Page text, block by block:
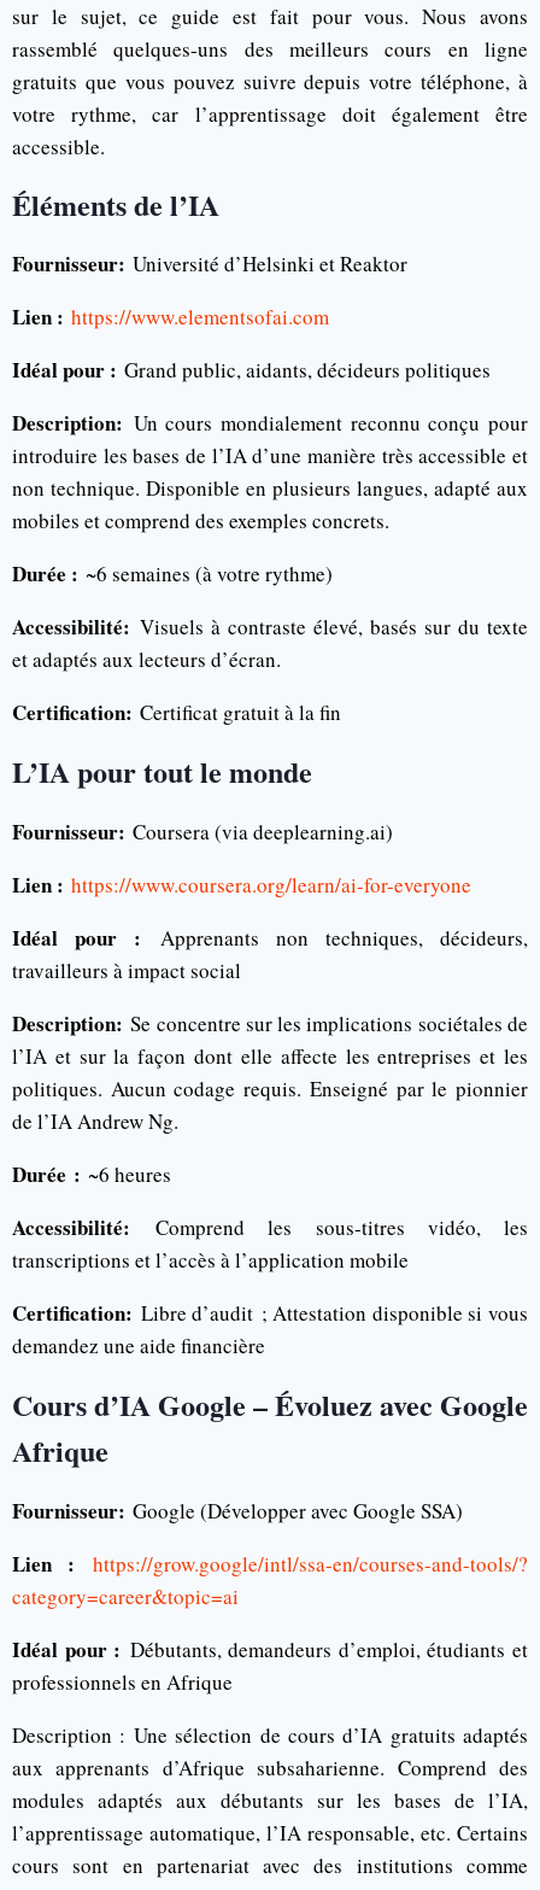
sur le sujet, ce guide est fait pour vous. Nous avons
rassemblé quelques-uns des meilleurs cours en ligne
gratuits que vous pouvez suivre depuis votre téléphone, à
votre rythme, car l’apprentissage doit également être
accessible.
Éléments de l’IA
Fournisseur: Université d’Helsinki et Reaktor
Lien : https://www.elementsofai.com
Idéal pour : Grand public, aidants, décideurs politiques
Description: Un cours mondialement reconnu conçu pour
introduire les bases de l’IA d’une manière très accessible et
non technique. Disponible en plusieurs langues, adapté aux
mobiles et comprend des exemples concrets.
Durée : ~6 semaines (à votre rythme)
Accessibilité: Visuels à contraste élevé, basés sur du texte
et adaptés aux lecteurs d’écran.
Certification: Certificat gratuit à la fin
L’IA pour tout le monde
Fournisseur: Coursera (via deeplearning.ai)
Lien : https://www.coursera.org/learn/ai-for-everyone
Idéal pour : Apprenants non techniques, décideurs,
travailleurs à impact social
Description: Se concentre sur les implications sociétales de
l’IA et sur la façon dont elle affecte les entreprises et les
politiques. Aucun codage requis. Enseigné par le pionnier
de l’IA Andrew Ng.
Durée : ~6 heures
Accessibilité: Comprend les sous-titres vidéo, les
transcriptions et l’accès à l’application mobile
Certification: Libre d’audit ; Attestation disponible si vous
demandez une aide financière
Cours d’IA Google – Évoluez avec Google
Afrique
Fournisseur: Google (Développer avec Google SSA)
Lien :
https://grow.google/intl/ssa-en/courses-and-tools/?
category=career&topic=ai
Idéal pour : Débutants, demandeurs d’emploi, étudiants et
professionnels en Afrique
Description : Une sélection de cours d’IA gratuits adaptés
aux apprenants d’Afrique subsaharienne. Comprend des
modules adaptés aux débutants sur les bases de l’IA,
l’apprentissage automatique, l’IA responsable, etc. Certains
cours sont en partenariat avec des institutions comme